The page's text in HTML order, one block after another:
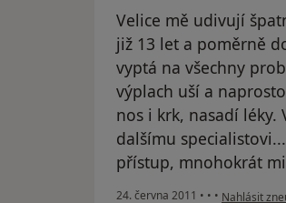
Velice mě udivují
již 13 let a poměrně
vyptá na všechny
výplach uší a
nos i krk, nasadí léky.
dalšímu
přístup, mnohokrát
24. června 2011 • • • podle
Nahlásit